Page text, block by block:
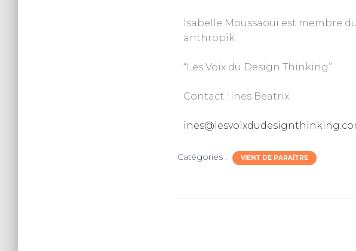
Isabelle Moussaoui est membre
anthropik
“Les Voix du Design Thinking”
Contact : Ines Beatrix
Catégories : VIENT DE PARAÎTRE